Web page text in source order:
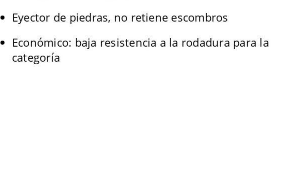
Eyector de piedras, no retiene escombros
Económico: baja resistencia a la rodadura para la
categoría